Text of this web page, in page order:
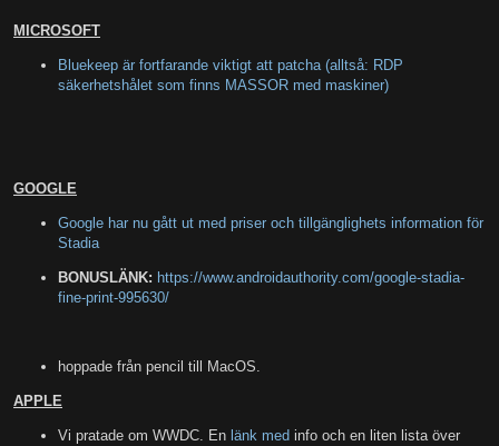
MICROSOFT
Bluekeep är fortfarande viktigt att patcha (alltså: RDP
säkerhetshålet som finns MASSOR med maskiner)
GOOGLE
Google har nu gått ut med priser och tillgänglighets information för
Stadia
BONUSLÄNK: https://www.androidauthority.com/google-stadia-
fine-print-995630/
hoppade från pencil till MacOS.
APPLE
Vi pratade om WWDC. En länk med info och en liten lista över